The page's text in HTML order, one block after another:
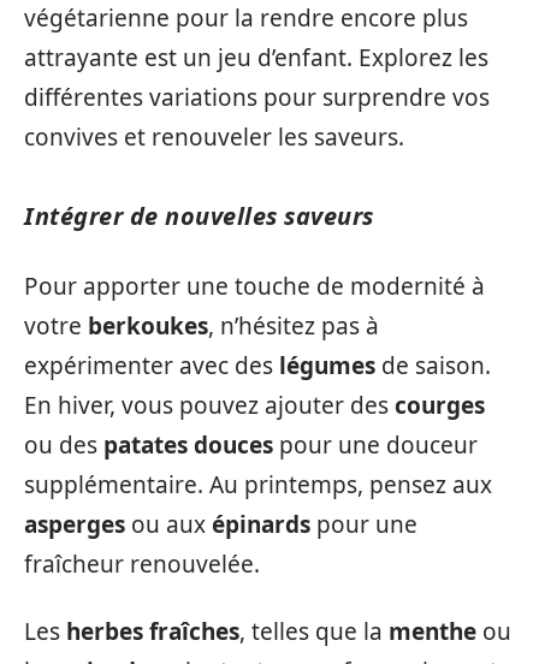
végétarienne pour la rendre encore plus
attrayante est un jeu d’enfant. Explorez les
différentes variations pour surprendre vos
convives et renouveler les saveurs.
Intégrer de nouvelles saveurs
Pour apporter une touche de modernité à
votre berkoukes, n’hésitez pas à
expérimenter avec des légumes de saison.
En hiver, vous pouvez ajouter descourges
ou des patates douces pour une douceur
supplémentaire. Au printemps, pensez aux
asperges ou auxépinards pour une
fraîcheur renouvelée.
Les herbes fraîches, telles que la menthe ou